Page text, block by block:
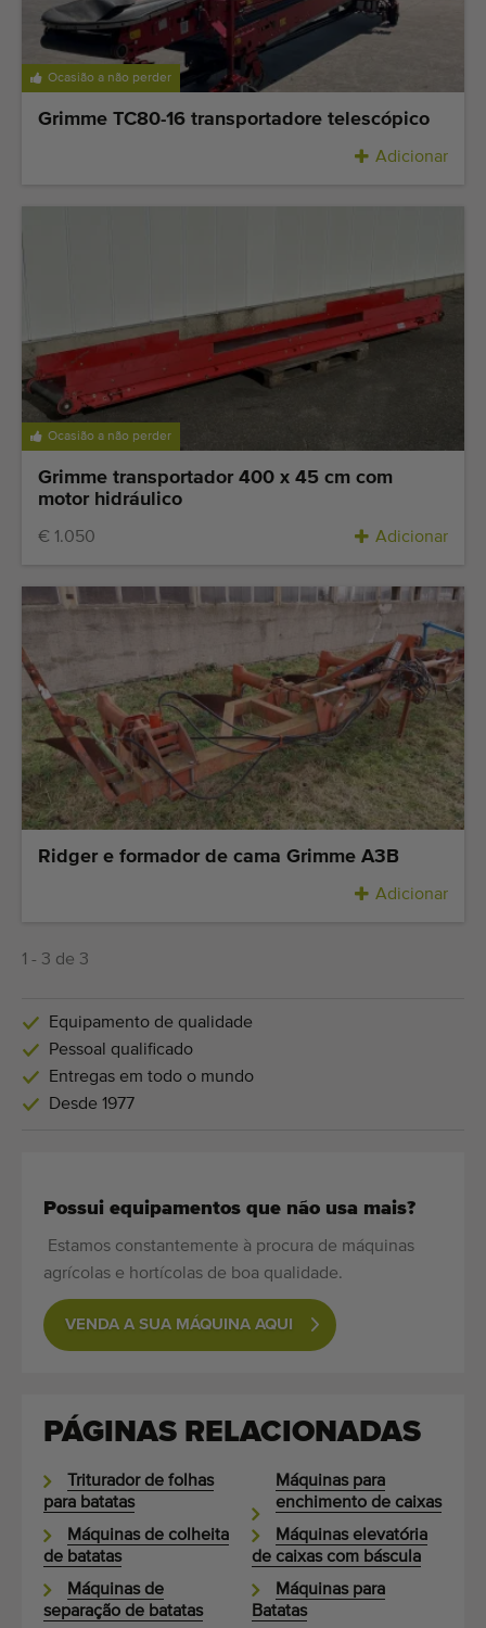
Últimas máquinas adicionadas
Alerta de Máquinas
Importe uma máquina
Contacto
Blog
Equipamento de qualidade
Pessoal qualificado
Desde 1977
Ocasião a não perder
Grimme TC80-16 transportadore telescópico
Adicionar
Ocasião a não perder
Grimme transportador 400 x 45 cm com
motor hidráulico
€ 1.050 Adicionar
Ridger e formador de cama Grimme A3B
Adicionar
1 - 3 de 3
Equipamento de qualidade
Pessoal qualificado
Entregas em todo o mundo
Desde 1977
Possui equipamentos que não usa mais?
Estamos constantemente à procura de máquinas
agrícolas e hortícolas de boa qualidade.
VENDA A SUA MÁQUINA AQUI
PÁGINAS RELACIONADAS
Triturador de folhas
para batatas
Máquinas de colheita
de batatas
Máquinas de
separação de batatas
Máquinas para
enchimento de caixas
Máquinas elevatória
de caixas com báscula
Máquinas para
Batatas